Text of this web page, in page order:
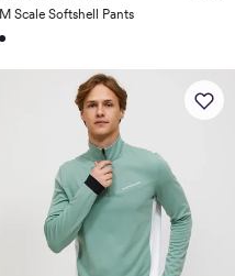
M Scale Softshell Pants